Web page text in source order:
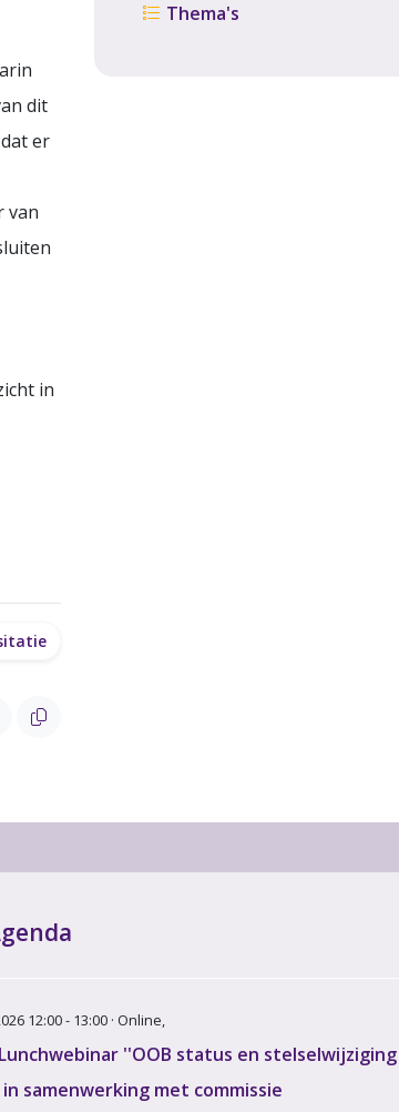
dit
er
van
in
Thema's
12:00 - 13:00 · Online,
''OOB status en
in samenwerking met commissie